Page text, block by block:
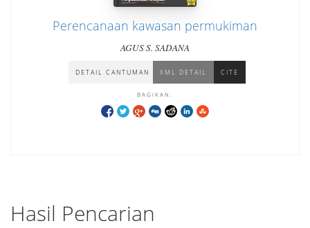
Perencanaan kawasan permukiman
AGUS S. SADANA
DETAIL CANTUMAN XML DETAIL CITE
BAGIKAN:
Hasil Pencarian